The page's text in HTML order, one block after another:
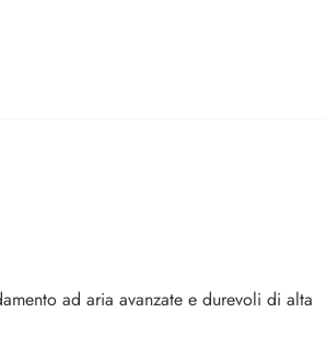
ad aria avanzate e durevoli di alta